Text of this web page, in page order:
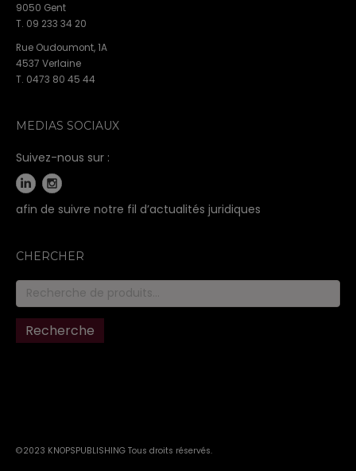
9050 Gent
T. 09 233 34 20
Rue Oudoumont, 1A
4537 Verlaine
T. 0473 80 45 44
MEDIAS SOCIAUX
Suivez-nous sur :
afin de suivre notre fil d’actualités juridiques
CHERCHER
Recherche
pour :
Recherche
©2023 KNOPSPUBLISHING Tous droits réservés.